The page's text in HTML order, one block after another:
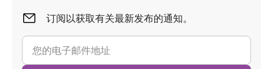
订阅以获取有关最新发布的通知。